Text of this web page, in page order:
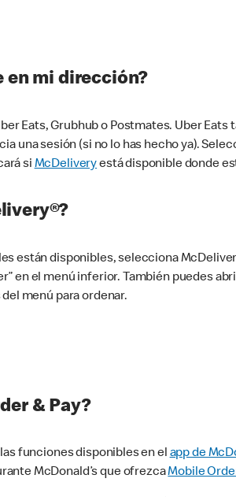
en mi dirección?
Eats, Grubhub o Postmates. Uber Eats
una sesión (si no lo has hecho ya).
si McDeliveryestá disponible donde
están disponibles, selecciona
en el menú inferior. También puedes
menú para ordenar.
& Pay?
funciones disponibles en elapp de
McDonald’s que ofrezcaMobile